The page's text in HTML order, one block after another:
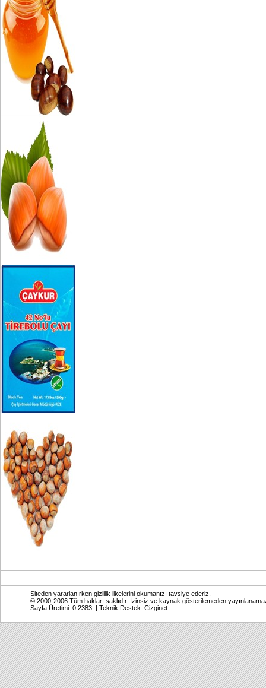
Siteden yararlanırken gizlilik ilkelerini okumanızı tavsiye ederiz.
© 2000-2006 Tüm hakları saklıdır. İzinsiz ve kaynak gösterilemeden
Sayfa Üretimi: 0.2383 | Teknik Destek: Cizginet